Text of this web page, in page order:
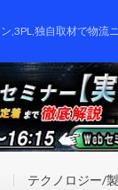
,3PL,独自取材で物流
テクノロジー/